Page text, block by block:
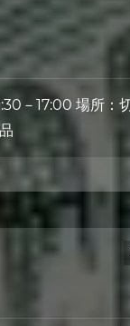
－17:00 場所：